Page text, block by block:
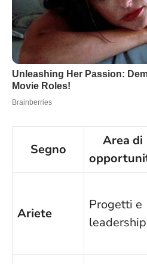
Segno
Area di
Ariete
Progetti e
leadership